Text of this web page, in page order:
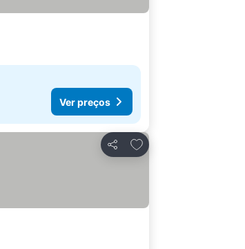
Ver preços
Partilhar
Adicionar aos favoritos